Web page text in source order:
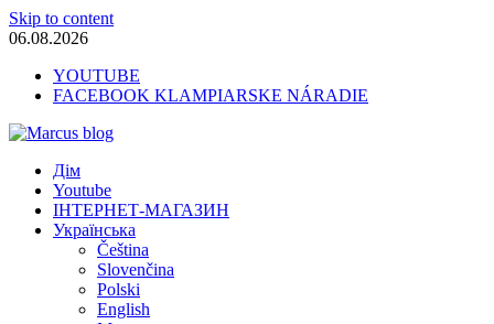
Skip to content
06.08.2026
YOUTUBE
FACEBOOK KLAMPIARSKE NÁRADIE
Marcus blog
Stavebné profily, náradie, izolácie
Дім
Youtube
ІНТЕРНЕТ-МАГАЗИН
Українська
Čeština
Slovenčina
Polski
English